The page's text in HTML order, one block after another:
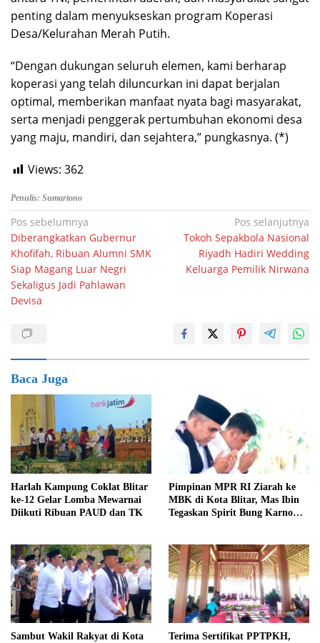
penting dalam menyukseskan program Koperasi
Desa/Kelurahan Merah Putih.
“Dengan dukungan seluruh elemen, kami berharap
koperasi yang telah diluncurkan ini dapat berjalan
optimal, memberikan manfaat nyata bagi masyarakat,
serta menjadi penggerak pertumbuhan ekonomi desa
yang maju, mandiri, dan sejahtera,” pungkasnya. (*)
Views: 362
Penulis: Sumartono
Navigasi
pos
Pos sebelumnya
Diberangkatkan Gubernur
Khofifah, Ribuan Alumni SMK
Siap Magang Luar Negri
Sekaligus Jadi Pahlawan
Devisa
Pos selanjutnya
Tokoh Sepakbola Nasional
Riyadh Hadiri Wedding
Keluarga Pemilik Nirwana
Baca Juga
Harlah Kampung Coklat Blitar
ke-12 Gelar Lomba Mewarnai
Diikuti Ribuan PAUD dan TK
Pimpinan MPR RI Ziarah ke
MBK di Kota Blitar, Mas Ibin
Tegaskan Spirit Bung Karno
Sambut Wakil Rakyat di Kota
Terima Sertifikat PPTPKH,